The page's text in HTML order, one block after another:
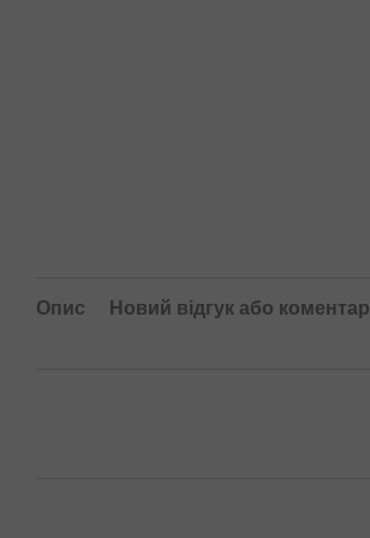
Опис Новий відгук або коментар